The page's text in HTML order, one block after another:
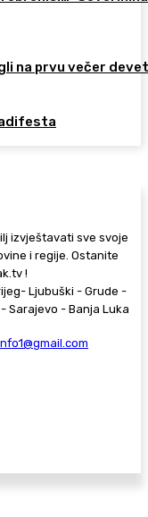
na prvu večer
izvještavati sve svoje
i regije. Ostanite
!
Ljubuški - Grude -
Sarajevo - Banja Luka